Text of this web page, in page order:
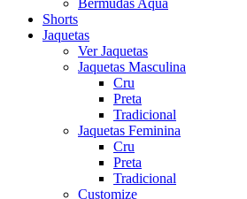
Bermudas Aqua
Shorts
Jaquetas
Ver Jaquetas
Jaquetas Masculina
Cru
Preta
Tradicional
Jaquetas Feminina
Cru
Preta
Tradicional
Customize